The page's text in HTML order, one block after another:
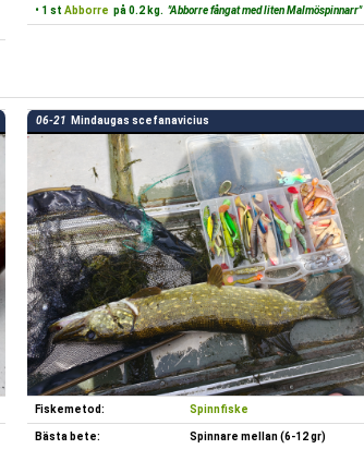
• 1 st Abborre på 0.2 kg. "Abborre fångat med liten Malmöspinnarr"
06-21 Mindaugas scefanavicius
Fiskemetod: Spinnfiske
Bästa bete: Spinnare mellan (6-12 gr)